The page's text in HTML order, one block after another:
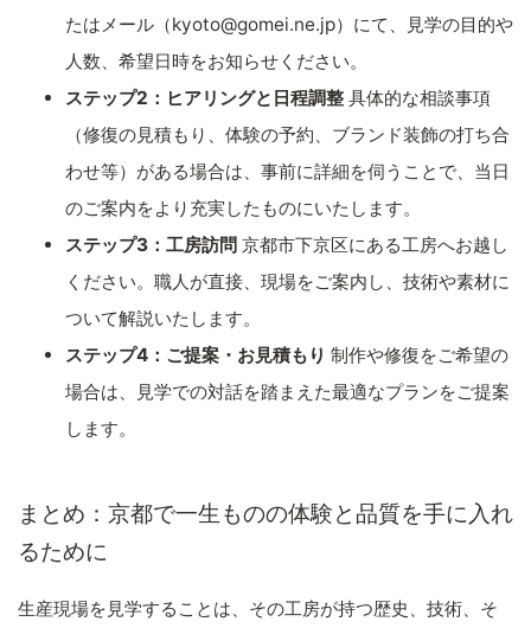
たはメール（kyoto@gomei.ne.jp）にて、見学の目的や
人数、希望日時をお知らせください。
ステップ2：ヒアリングと日程調整 具体的な相談事項
（修復の見積もり、体験の予約、ブランド装飾の打ち合
わせ等）がある場合は、事前に詳細を伺うことで、当日
のご案内をより充実したものにいたします。
ステップ3：工房訪問 京都市下京区にある工房へお越し
ください。職人が直接、現場をご案内し、技術や素材に
ついて解説いたします。
ステップ4：ご提案・お見積もり 制作や修復をご希望の
場合は、見学での対話を踏まえた最適なプランをご提案
します。
まとめ：京都で一生ものの体験と品質を手に入れ
るために
生産現場を見学することは、その工房が持つ歴史、技術、そ